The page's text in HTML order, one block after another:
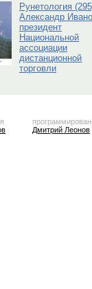
Рунетология
Александр
президент
Национальной
ассоциации
дистанционной
торговли
Дмитрий Леонов